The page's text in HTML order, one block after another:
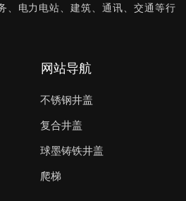
、电力电站、建筑、通讯、交通等行
网站导航
不锈钢井盖
复合井盖
球墨铸铁井盖
爬梯